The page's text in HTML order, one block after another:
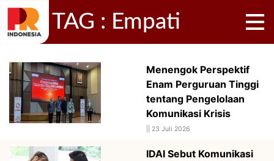
TAG : Empati
Menengok Perspektif
Enam Perguruan Tinggi
tentang Pengelolaan
Komunikasi Krisis
23 Juli 2026
IDAI Sebut Komunikasi